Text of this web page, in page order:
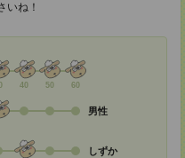
いね！
40 50 60
男性
しずか